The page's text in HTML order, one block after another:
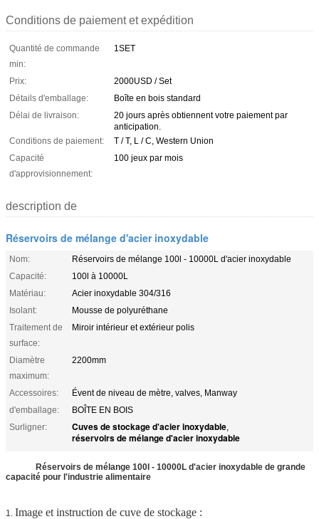
Conditions de paiement et expédition
Quantité de commande
min:
1SET
Prix:
2000USD / Set
Détails d'emballage:
Boîte en bois standard
Délai de livraison:
20 jours après obtiennent votre paiement par
anticipation.
Conditions de paiement:
T / T, L / C, Western Union
Capacité
d'approvisionnement:
100 jeux par mois
description de
Réservoirs de mélange d'acier inoxydable
Nom:
Réservoirs de mélange 100l - 10000L d'acier inoxydable
Capacité:
100l à 10000L
Matériau:
Acier inoxydable 304/316
Isolant:
Mousse de polyuréthane
Traitement de
surface:
Miroir intérieur et extérieur polis
Diamètre
maximum:
2200mm
Accessoires:
Évent de niveau de mètre, valves, Manway
d'emballage:
BOÎTE EN BOIS
Surligner:
Cuves de stockage d'acier inoxydable,
réservoirs de mélange d'acier inoxydable
Réservoirs de mélange 100l - 10000L d'acier inoxydable de grande
capacité pour l'industrie alimentaire
1. Image et instruction de cuve de stockage :